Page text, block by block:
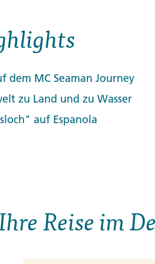
dem MC Seaman Journey
zu Land und zu Wasser
auf Espanola
Reise im